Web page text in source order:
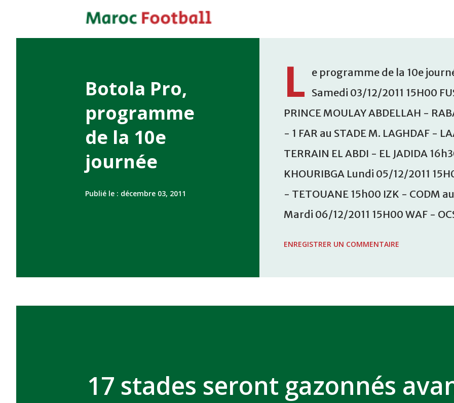
Botola Pro,
programme
de la 10e
journée
Publié le : décembre 03, 2011
L e programme de la 10e
Samedi 03/12/2011 15H00
PRINCE MOULAY ABDELLAH -
- 1 FAR au STADE M. LAGHDAF -
TERRAIN EL ABDI - EL JADIDA
KHOURIBGA Lundi 05/12/2011
- TETOUANE 15h00 IZK - CODM
Mardi 06/12/2011 15H00 WAF -
ENREGISTRER UN COMMENTAIRE
17 stades seront gazonnés